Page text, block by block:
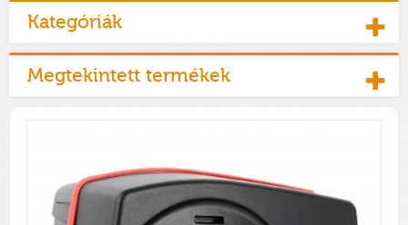
Kategóriák
Megtekintett termékek